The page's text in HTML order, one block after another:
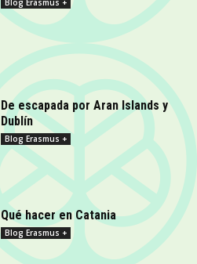
Blog Erasmus +
De escapada por Aran Islands y
Dublín
Blog Erasmus +
Qué hacer en Catania
Blog Erasmus +